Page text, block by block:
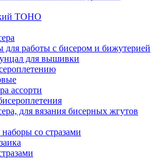
TOHO
для работы с бисером и бижутерией
для вышивки
ассорти
для вязания бисерных жгутов
со стразами